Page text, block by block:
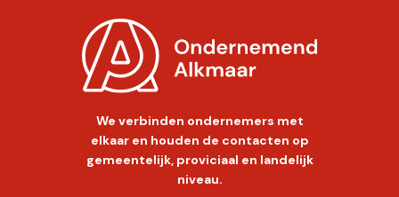
We verbinden ondernemers met
elkaar en houden de contacten op
gemeentelijk, proviciaal en landelijk
niveau.